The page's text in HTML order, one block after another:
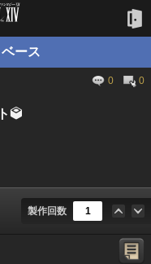
ース
0 0

製作回数